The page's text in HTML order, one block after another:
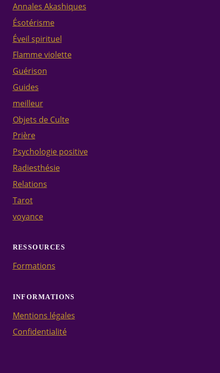
Annales Akashiques
Ésotérisme
Éveil spirituel
Flamme violette
Guérison
Guides
meilleur
Objets de Culte
Prière
Psychologie positive
Radiesthésie
Relations
Tarot
voyance
RESSOURCES
Formations
INFORMATIONS
Mentions légales
Confidentialité